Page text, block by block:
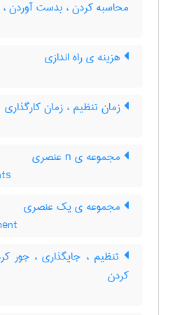
محاسبه کردن ، بدست آوردن
هزینه ی راه اندازی
زمان تنظیم ، زمان کارگذاری
مجموعه ی n عنصری
مجموعه ی یک عنصری
تنظیم ، جایگذاری ، جور
کردن